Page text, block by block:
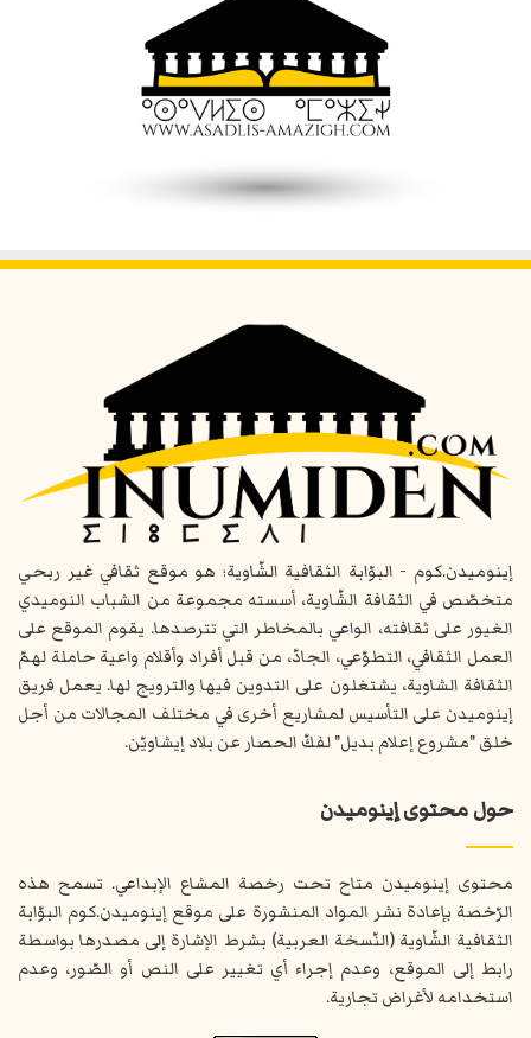
إينوميدن.كوم - البوّابة الثقافية الشّاوية؛ هو موقع ثقافي غير ربحي
متخصّص في الثقافة الشّاوية، أسسته مجموعة من الشباب النوميدي
الغيور على ثقافته، الواعي بالمخاطر التي تترصدها. يقوم الموقع على
العمل الثقافي، التطوّعي، الجادّ، من قبل أفراد وأقلام واعية حاملة لهمّ
الثقافة الشاوية، يشتغلون على التدوين فيها والترويج لها. يعمل فريق
إينوميدن على التأسيس لمشاريع أخرى في مختلف المجالات من أجل
خلق "مشروع إعلام بديل" لفكّ الحصار عن بلاد إيشاويّن.
حول محتوى إينوميدن
محتوى إينوميدن متاح تحت رخصة المشاع الإبداعي. تسمح هذه
الرّخصة بإعادة نشر المواد المنشورة على موقع إينوميدن.كوم البوّابة
الثقافية الشّاوية (النّسخة العربية) بشرط الإشارة إلى مصدرها بواسطة
رابط إلى الموقع، وعدم إجراء أي تغيير على النص أو الصّور، وعدم
استخدامه لأغراض تجارية.